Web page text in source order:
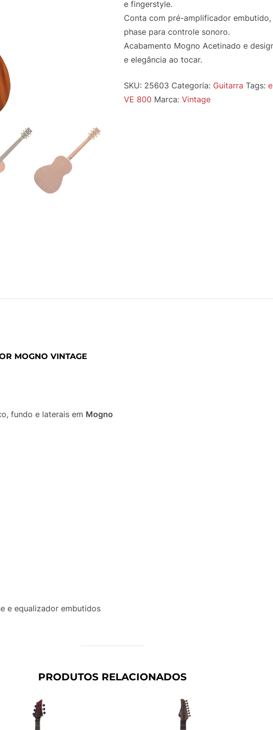
e fingerstyle.
Conta com pré-amplificador
phase para controle sonoro.
Acabamento Mogno Acetinado e
e elegância ao tocar.
SKU: 25603 Categoria: Guitarra Tags:
VE 800 Marca: Vintage
MOGNO VINTAGE
fundo e laterais em Mogno
e equalizador embutidos
PRODUTOS RELACIONADOS